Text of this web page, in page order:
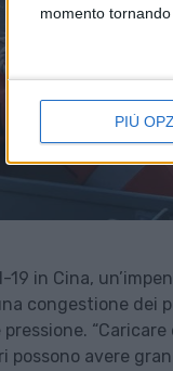
momento
PIÙ
in Cina,
congestione dei
“Caricare
possono avere